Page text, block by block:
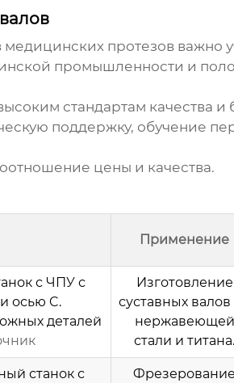
медицинских протезовважно
промышленности и
стандартам качества и
поддержку, обучение
цены и качества.
Применение
с ЧПУ с
осью C.
деталей
Изготовление
суставных валов
нержавеющей
стали и титана.
станок с
Фрезерование